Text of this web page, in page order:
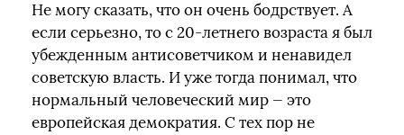
Не могу сказать, что он очень бодрствует. А
если серьезно, то с 20-летнего возраста я был
убежденным антисоветчиком и ненавидел
советскую власть. И уже тогда понимал, что
нормальный человеческий мир — это
европейская демократия. С тех пор не